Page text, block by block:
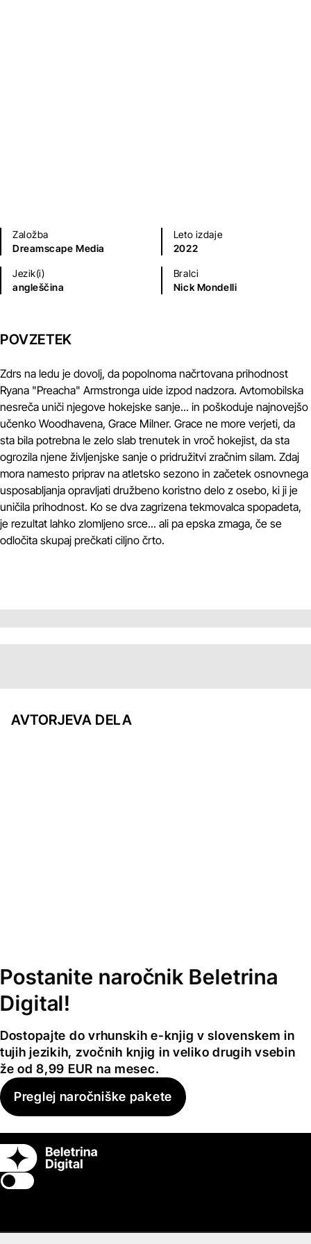
Založba
Dreamscape Media
Leto izdaje
2022
Jezik(i)
angleščina
Bralci
Nick Mondelli
POVZETEK
Zdrs na ledu je dovolj, da popolnoma načrtovana prihodnost
Ryana "Preacha" Armstronga uide izpod nadzora. Avtomobilska
nesreča uniči njegove hokejske sanje... in poškoduje najnovejšo
učenko Woodhavena, Grace Milner. Grace ne more verjeti, da
sta bila potrebna le zelo slab trenutek in vroč hokejist, da sta
ogrozila njene življenjske sanje o pridružitvi zračnim silam. Zdaj
mora namesto priprav na atletsko sezono in začetek osnovnega
usposabljanja opravljati družbeno koristno delo z osebo, ki ji je
uničila prihodnost. Ko se dva zagrizena tekmovalca spopadeta,
je rezultat lahko zlomljeno srce... ali pa epska zmaga, če se
odločita skupaj prečkati ciljno črto.
AVTORJEVA DELA
Postanite naročnik Beletrina
Digital!
Dostopajte do vrhunskih e-knjig v slovenskem in
tujih jezikih, zvočnih knjig in veliko drugih vsebin
že od 8,99 EUR na mesec.
Preglej naročniške pakete
Switch theme